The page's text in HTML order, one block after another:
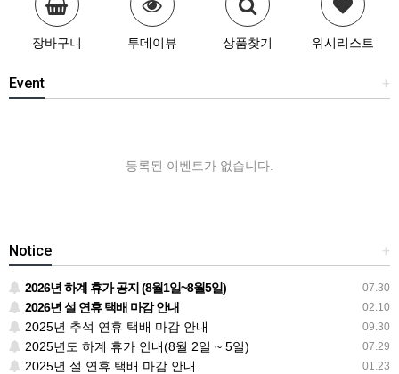
장바구니 투데이뷰 상품찾기 위시리스트
+
Event
등록된 이벤트가 없습니다.
+
Notice
07.30
2026년 하계 휴가 공지 (8월1일~8월5일)
02.10
2026년 설 연휴 택배 마감 안내
09.30
2025년 추석 연휴 택배 마감 안내
07.29
2025년도 하계 휴가 안내(8월 2일 ~ 5일)
01.23
2025년 설 연휴 택배 마감 안내